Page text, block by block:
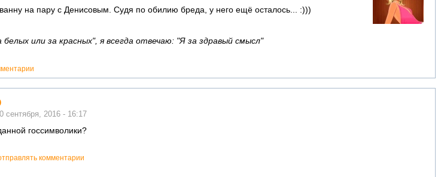
на пару с Денисовым. Судя по обилию бреда, у него ещё осталось... :)))
или за красных", я всегда отвечаю: "Я за здравый смысл"
сентября, 2016 - 16:17
госсимволики?
комментарии